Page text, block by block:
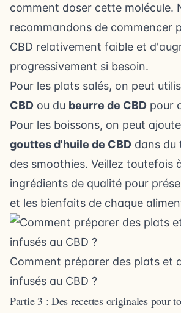
comment doser cette molécule.
recommandons de commencer
CBD relativement faible et
progressivement si besoin.
Pour les plats salés, on peut
CBD ou du beurre de CBD pour
Pour les boissons, on peut
gouttes d'huile de CBD dans du
des smoothies. Veillez toutefois
ingrédients de qualité pour
et les bienfaits de chaque
Comment préparer des plats et
infusés au CBD ?
Partie 3 : Des recettes originales pour